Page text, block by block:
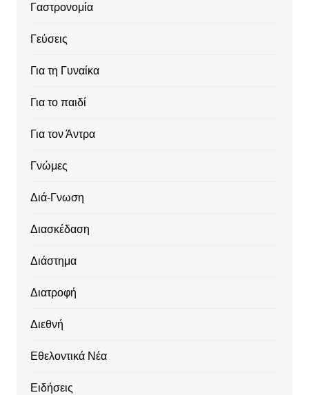
Γαστρονομία
Γεύσεις
Για τη Γυναίκα
Για το παιδί
Για τον Άντρα
Γνώμες
Διά-Γνωση
Διασκέδαση
Διάστημα
Διατροφή
Διεθνή
Εθελοντικά Νέα
Ειδήσεις